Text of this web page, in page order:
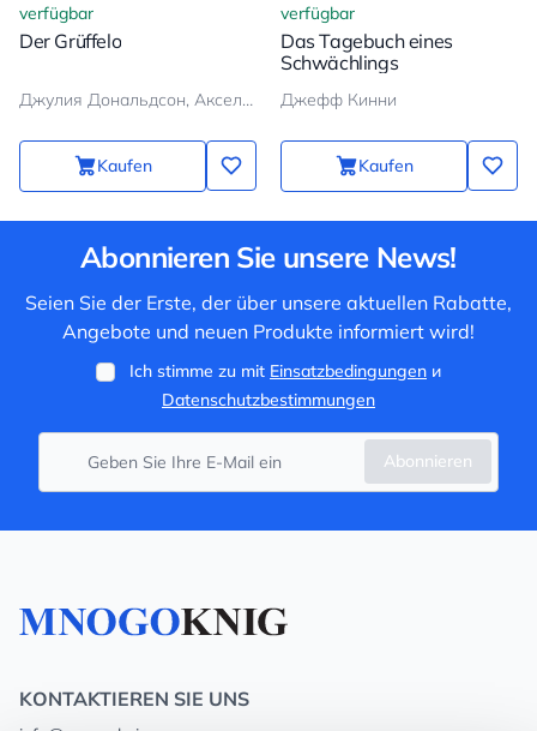
verfügbar
Der Grüffelo
Джулия Дональдсон, Аксель Шеффлер
Kaufen
verfügbar
Das Tagebuch eines
Schwächlings
Джефф Кинни
Kaufen
Abonnieren Sie unsere News!
Seien Sie der Erste, der über unsere aktuellen Rabatte,
Angebote und neuen Produkte informiert wird!
Ich stimme zu mit Einsatzbedingungen и
Datenschutzbestimmungen
Abonnieren
KONTAKTIEREN SIE UNS